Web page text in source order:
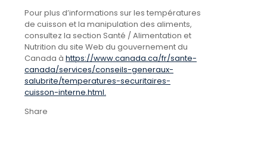
Pour plus d’informations sur les températures
de cuisson et la manipulation des aliments,
consultez la section Santé / Alimentation et
Nutrition du site Web du gouvernement du
Canada à https://www.canada.ca/fr/sante-
canada/services/conseils-generaux-
salubrite/temperatures-securitaires-
cuisson-interne.html.
Share